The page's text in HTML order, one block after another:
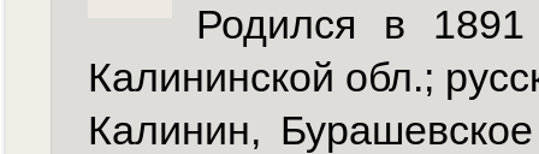
Родился в
Калининской обл.;
Калинин,